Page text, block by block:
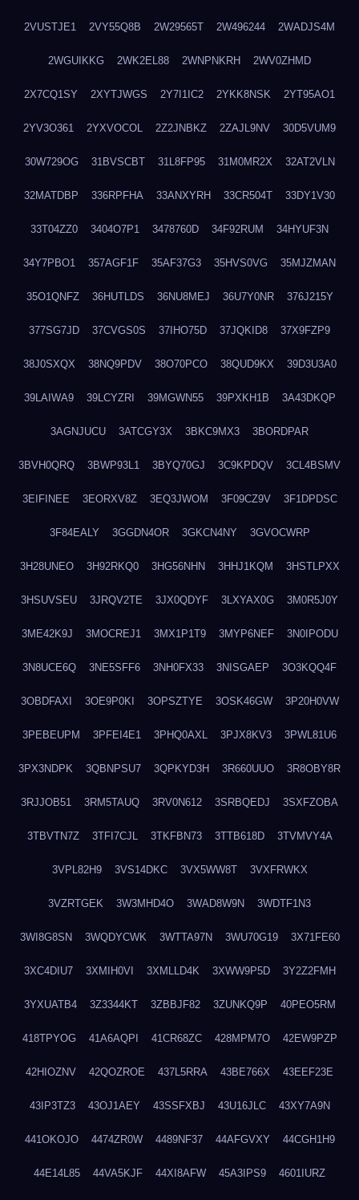
2VUSTJE1 2VY55Q8B 2W29565T 2W496244 2WADJS4M
2WGUIKKG 2WK2EL88 2WNPNKRH 2WV0ZHMD
2X7CQ1SY 2XYTJWGS 2Y7I1IC2 2YKK8NSK 2YT95AO1
2YV3O361 2YXVOCOL 2Z2JNBKZ 2ZAJL9NV 30D5VUM9
30W729OG 31BVSCBT 31L8FP95 31M0MR2X 32AT2VLN
32MATDBP 336RPFHA 33ANXYRH 33CR504T 33DY1V30
33T04ZZ0 3404O7P1 3478760D 34F92RUM 34HYUF3N
34Y7PBO1 357AGF1F 35AF37G3 35HVS0VG 35MJZMAN
35O1QNFZ 36HUTLDS 36NU8MEJ 36U7Y0NR 376J215Y
377SG7JD 37CVGS0S 37IHO75D 37JQKID8 37X9FZP9
38J0SXQX 38NQ9PDV 38O70PCO 38QUD9KX 39D3U3A0
39LAIWA9 39LCYZRI 39MGWN55 39PXKH1B 3A43DKQP
3AGNJUCU 3ATCGY3X 3BKC9MX3 3BORDPAR
3BVH0QRQ 3BWP93L1 3BYQ70GJ 3C9KPDQV 3CL4BSMV
3EIFINEE 3EORXV8Z 3EQ3JWOM 3F09CZ9V 3F1DPDSC
3F84EALY 3GGDN4OR 3GKCN4NY 3GVOCWRP
3H28UNEO 3H92RKQ0 3HG56NHN 3HHJ1KQM 3HSTLPXX
3HSUVSEU 3JRQV2TE 3JX0QDYF 3LXYAX0G 3M0R5J0Y
3ME42K9J 3MOCREJ1 3MX1P1T9 3MYP6NEF 3N0IPODU
3N8UCE6Q 3NE5SFF6 3NH0FX33 3NISGAEP 3O3KQQ4F
3OBDFAXI 3OE9P0KI 3OPSZTYE 3OSK46GW 3P20H0VW
3PEBEUPM 3PFEI4E1 3PHQ0AXL 3PJX8KV3 3PWL81U6
3PX3NDPK 3QBNPSU7 3QPKYD3H 3R660UUO 3R8OBY8R
3RJJOB51 3RM5TAUQ 3RV0N612 3SRBQEDJ 3SXFZOBA
3TBVTN7Z 3TFI7CJL 3TKFBN73 3TTB618D 3TVMVY4A
3VPL82H9 3VS14DKC 3VX5WW8T 3VXFRWKX
3VZRTGEK 3W3MHD4O 3WAD8W9N 3WDTF1N3
3WI8G8SN 3WQDYCWK 3WTTA97N 3WU70G19 3X71FE60
3XC4DIU7 3XMIH0VI 3XMLLD4K 3XWW9P5D 3Y2Z2FMH
3YXUATB4 3Z3344KT 3ZBBJF82 3ZUNKQ9P 40PEO5RM
418TPYOG 41A6AQPI 41CR68ZC 428MPM7O 42EW9PZP
42HIOZNV 42QOZROE 437L5RRA 43BE766X 43EEF23E
43IP3TZ3 43OJ1AEY 43SSFXBJ 43U16JLC 43XY7A9N
441OKOJO 4474ZR0W 4489NF37 44AFGVXY 44CGH1H9
44E14L85 44VA5KJF 44XI8AFW 45A3IPS9 4601IURZ